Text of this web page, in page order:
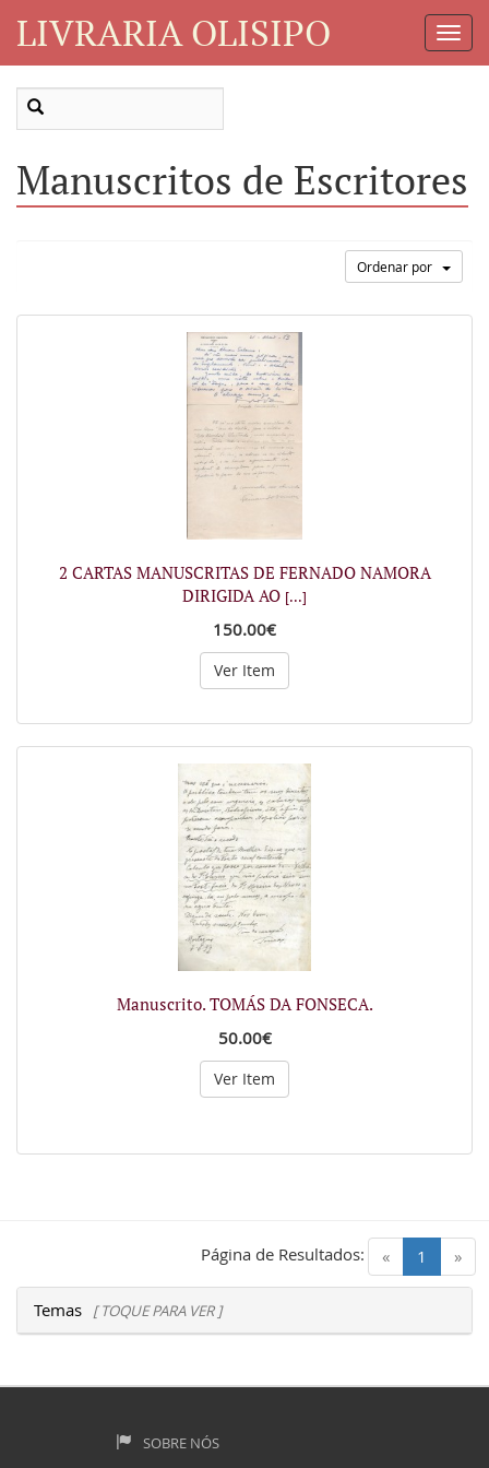
LIVRARIA OLISIPO
Manuscritos de Escritores
Ordenar por
2 CARTAS MANUSCRITAS DE FERNADO NAMORA
DIRIGIDA AO [...]
150.00€
Ver Item
Manuscrito. TOMÁS DA FONSECA.
50.00€
Ver Item
« 1 (current)
»
Página de Resultados:
Temas [ TOQUE PARA VER ]
SOBRE NÓS